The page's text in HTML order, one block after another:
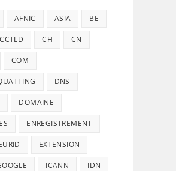
AFNIC ASIA BE
CCTLD CH CN
COM
DNS
DOMAINE
ENREGISTREMENT
EXTENSION
ICANN IDN